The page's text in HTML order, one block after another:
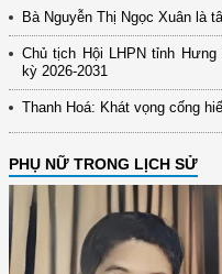
Bà Nguyễn Thị Ngọc Xuân là
Chủ tịch Hội LHPN tỉnh
kỳ 2026-2031
Thanh Hoá: Khát vọng cống
PHỤ NỮ TRONG LỊCH SỬ